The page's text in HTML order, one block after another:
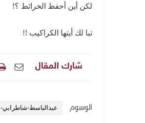
لكن أين أحفظ الخرائط ؟!
تبا لك أيتها الكراكيب !!
شارك المقال
الوسوم عبدالباسط-شاطرابي-